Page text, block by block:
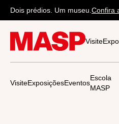
Dois prédios. Um museu. Confira
Visite
VisiteExposiçõesEventos
Escola
MASP